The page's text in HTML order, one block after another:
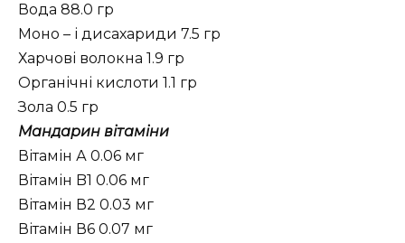
Вода 88.0 гр
Моно – і дисахариди 7.5 гр
Харчові волокна 1.9 гр
Органічні кислоти 1.1 гр
Зола 0.5 гр
Мандарин вітаміни
Вітамін А 0.06 мг
Вітамін B1 0.06 мг
Вітамін В2 0.03 мг
Вітамін В6 0.07 мг